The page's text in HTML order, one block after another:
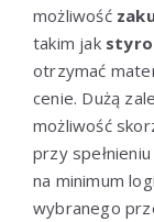
możliwość
takim jak
otrzymać
cenie. Dużą
możliwość
przy
na minimum
wybranego